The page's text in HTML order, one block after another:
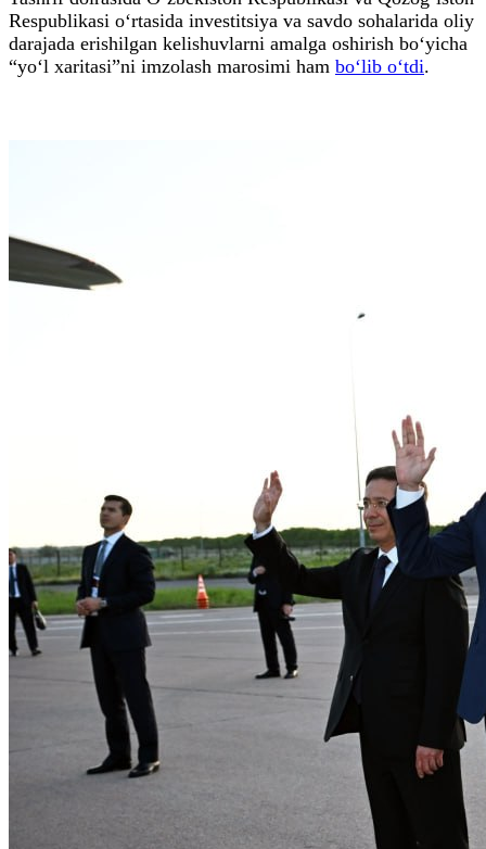
Respublikasi o‘rtasida investitsiya va savdo sohalarida oliy
darajada erishilgan kelishuvlarni amalga oshirish bo‘yicha
“yo‘l xaritasi”ni imzolash marosimi ham bo‘lib o‘tdi.